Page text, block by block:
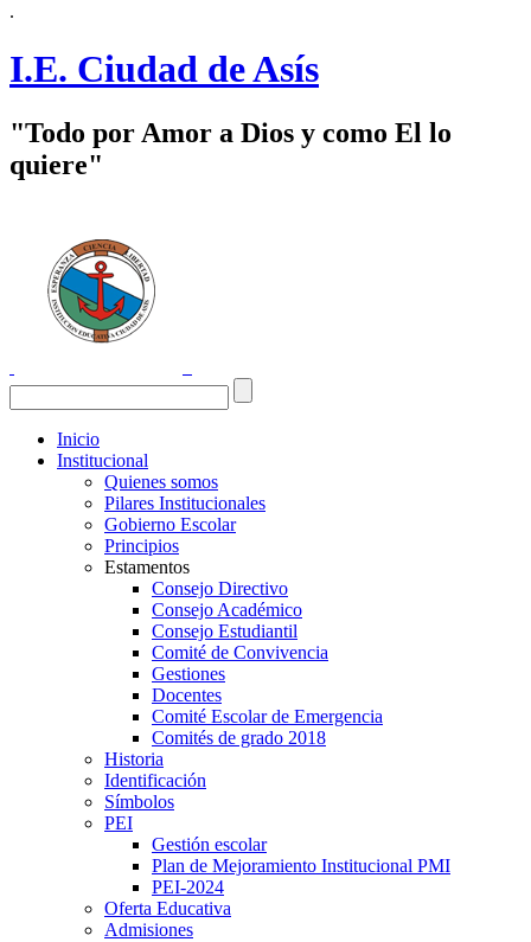
.
I.E. Ciudad de Asís
"Todo por Amor a Dios y como El lo
quiere"
Inicio
Institucional
Quienes somos
Pilares Institucionales
Gobierno Escolar
Principios
Estamentos
Consejo Directivo
Consejo Académico
Consejo Estudiantil
Comité de Convivencia
Gestiones
Docentes
Comité Escolar de Emergencia
Comités de grado 2018
Historia
Identificación
Símbolos
PEI
Gestión escolar
Plan de Mejoramiento Institucional PMI
PEI-2024
Oferta Educativa
Admisiones